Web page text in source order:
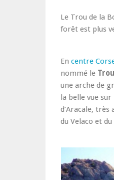
Le Trou de la
forêt est plus
En centre
nommé le
une arche de
la belle vue
d’Aracale,
du Velaco et